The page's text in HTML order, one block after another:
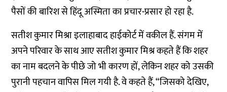
पैसों की बारिश से हिंदू अस्मिता का प्रचार-प्रसार हो रहा है.
सतीश कुमार मिश्रा इलाहाबाद हाईकोर्ट में वकील हैं. संगम में
अपने परिवार के साथ आए सतीश कुमार मिश्र कहते हैं कि शहर
का नाम बदलने के पीछे जो भी कारण हों, लेकिन शहर को उसकी
पुरानी पहचान वापिस मिल गयी है. वे कहते हैं, “जिसको देखिए,